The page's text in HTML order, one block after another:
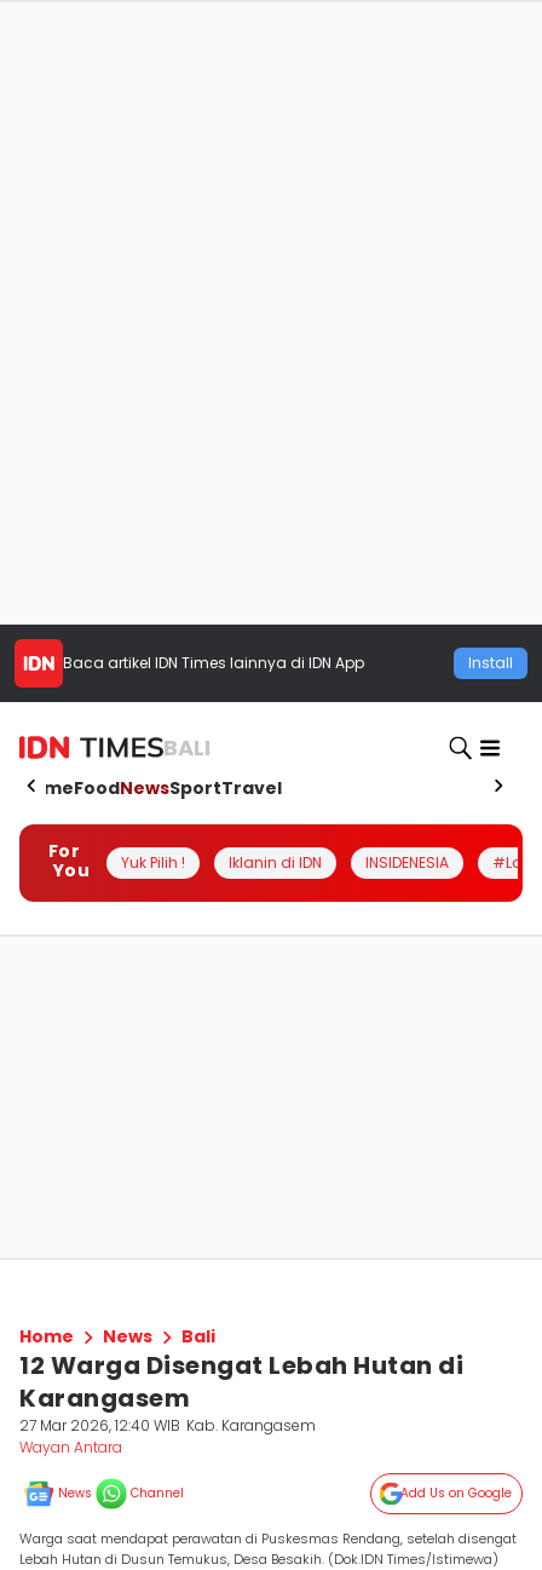
Baca artikel IDN Times lainnya di IDN App Install
BALI
HomeFoodNewsSportTravel
For
You
Yuk Pilih ! Iklanin di IDN INSIDENESIA
Home News Bali
12 Warga Disengat Lebah Hutan di
Karangasem
27 Mar 2026, 12:40 WIB Kab. Karangasem
Wayan Antara
News Channel Add Us on Google
Warga saat mendapat perawatan di Puskesmas Rendang, setelah disengat
Lebah Hutan di Dusun Temukus, Desa Besakih. (Dok.IDN Times/Istimewa)